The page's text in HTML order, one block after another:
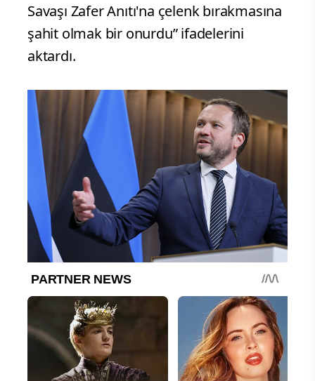
Savaşı Zafer Anıtı'na çelenk bırakmasına
şahit olmak bir onurdu” ifadelerini
aktardı.